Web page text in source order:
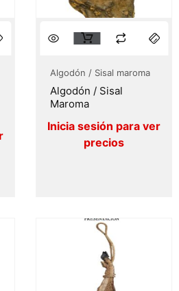
Algodón / Sisal maroma
Algodón / Sisal
Maroma